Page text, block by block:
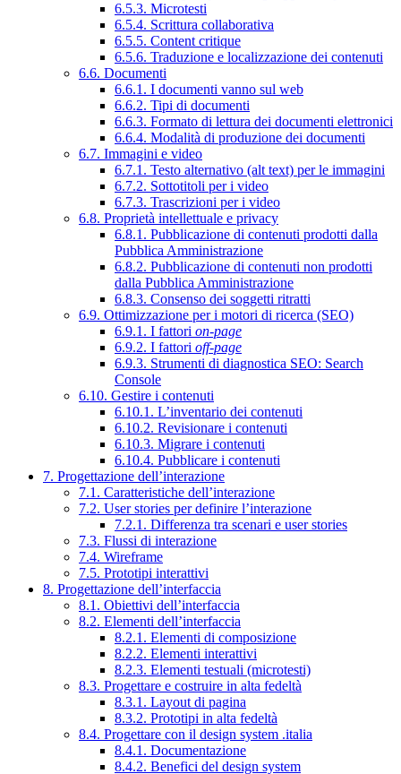
6.5.3. Microtesti
6.5.4. Scrittura collaborativa
6.5.5. Content critique
6.5.6. Traduzione e localizzazione dei contenuti
6.6. Documenti
6.6.1. I documenti vanno sul web
6.6.2. Tipi di documenti
6.6.3. Formato di lettura dei documenti elettronici
6.6.4. Modalità di produzione dei documenti
6.7. Immagini e video
6.7.1. Testo alternativo (alt text) per le immagini
6.7.2. Sottotitoli per i video
6.7.3. Trascrizioni per i video
6.8. Proprietà intellettuale e privacy
6.8.1. Pubblicazione di contenuti prodotti dalla
Pubblica Amministrazione
6.8.2. Pubblicazione di contenuti non prodotti
dalla Pubblica Amministrazione
6.8.3. Consenso dei soggetti ritratti
6.9. Ottimizzazione per i motori di ricerca (SEO)
6.9.1. I fattori on-page
6.9.2. I fattori off-page
6.9.3. Strumenti di diagnostica SEO: Search
Console
6.10. Gestire i contenuti
6.10.1. L’inventario dei contenuti
6.10.2. Revisionare i contenuti
6.10.3. Migrare i contenuti
6.10.4. Pubblicare i contenuti
7. Progettazione dell’interazione
7.1. Caratteristiche dell’interazione
7.2. User stories per definire l’interazione
7.2.1. Differenza tra scenari e user stories
7.3. Flussi di interazione
7.4. Wireframe
7.5. Prototipi interattivi
8. Progettazione dell’interfaccia
8.1. Obiettivi dell’interfaccia
8.2. Elementi dell’interfaccia
8.2.1. Elementi di composizione
8.2.2. Elementi interattivi
8.2.3. Elementi testuali (microtesti)
8.3. Progettare e costruire in alta fedeltà
8.3.1. Layout di pagina
8.3.2. Prototipi in alta fedeltà
8.4. Progettare con il design system .italia
8.4.1. Documentazione
8.4.2. Benefici del design system